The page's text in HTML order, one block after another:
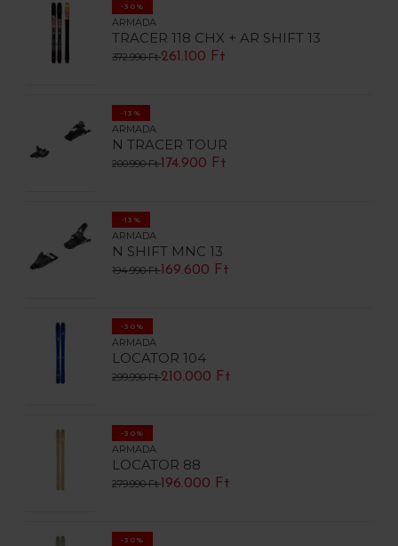
-30%
ARMADA
TRACER 118 CHX + AR SHIFT 13
372.990 Ft261.100 Ft
-13%
ARMADA
N TRACER TOUR
200.990 Ft 174.900 Ft
-13%
ARMADA
N SHIFT MNC 13
194.990 Ft 169.600 Ft
-30%
ARMADA
LOCATOR 104
299.990 Ft210.000 Ft
-30%
ARMADA
LOCATOR 88
279.990 Ft 196.000 Ft
-30%